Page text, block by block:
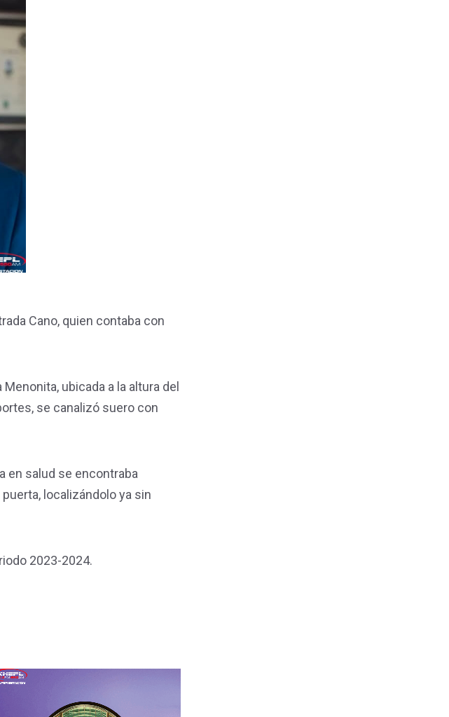
Cano, quien contaba con
ubicada a la altura del
se canalizó suero con
en salud se encontraba
localizándolo ya sin
2023-2024.